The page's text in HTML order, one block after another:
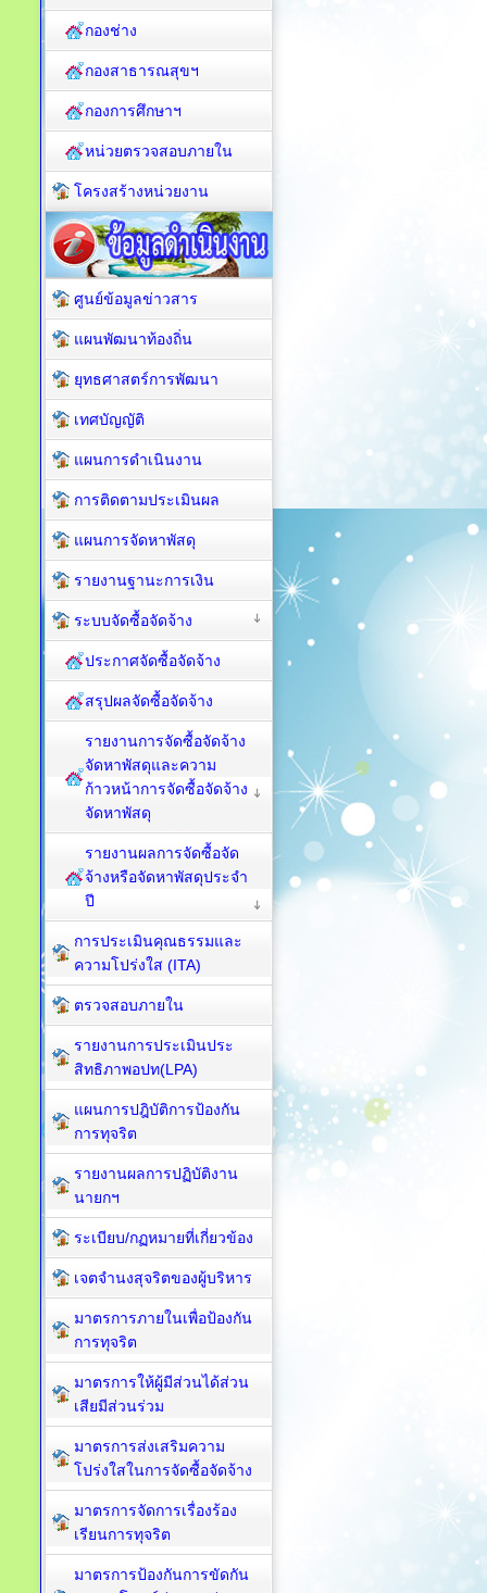
กองช่าง
กองสาธารณสุขฯ
กองการศึกษาฯ
หน่วยตรวจสอบภายใน
โครงสร้างหน่วยงาน
ศูนย์ข้อมูลข่าวสาร
แผนพัฒนาท้องถิ่น
ยุทธศาสตร์การพัฒนา
เทศบัญญัติ
แผนการดำเนินงาน
การติดตามประเมินผล
แผนการจัดหาพัสดุ
รายงานฐานะการเงิน
ระบบจัดซื้อจัดจ้าง
ประกาศจัดซื้อจัดจ้าง
สรุปผลจัดซื้อจัดจ้าง
รายงานการจัดซื้อจัดจ้าง
จัดหาพัสดุและความ
ก้าวหน้าการจัดซื้อจัดจ้าง
จัดหาพัสดุ
รายงานผลการจัดซื้อจัด
จ้างหรือจัดหาพัสดุประจำ
ปี
การประเมินคุณธรรมและ
ความโปร่งใส (ITA)
ตรวจสอบภายใน
รายงานการประเมินประ
สิทธิภาพอปท(LPA)
แผนการปฎิบัติการป้องกัน
การทุจริต
รายงานผลการปฏิบัติงาน
นายกฯ
ระเบียบ/กฏหมายที่เกี่ยวข้อง
เจตจำนงสุจริตของผู้บริหาร
มาตรการภายในเพื่อป้องกัน
การทุจริต​
มาตรการให้ผู้มีส่วนได้ส่วน
เสียมีส่วนร่วม
มาตรการส่งเสริมความ
โปร่งใสในการจัดซื้อจัดจ้าง
มาตรการจัดการเรื่องร้อง
เรียนการทุจริต
มาตรการป้องกันการขัดกัน